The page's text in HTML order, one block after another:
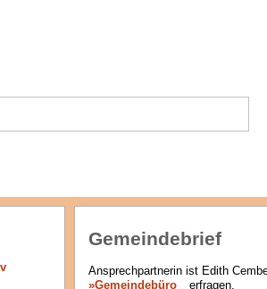
Gemeindebrief
Ansprechpartnerin ist Edith
»Gemeindebüro
erfragen.